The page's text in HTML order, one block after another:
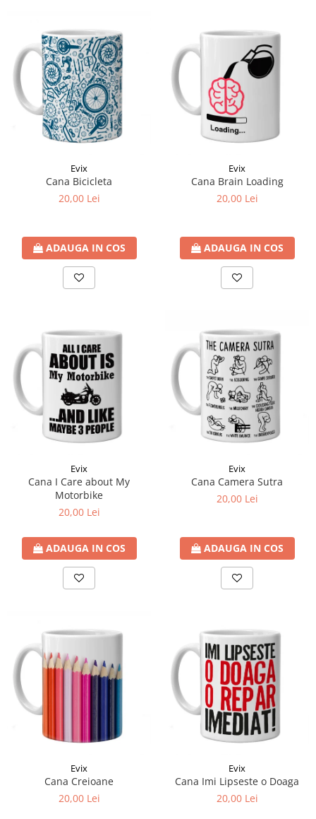
Evix
Cana Bicicleta
20,00 Lei
ADAUGA IN COS
Evix
Cana Brain Loading
20,00 Lei
ADAUGA IN COS
Evix
Cana I Care about My
Motorbike
20,00 Lei
ADAUGA IN COS
Evix
Cana Camera Sutra
20,00 Lei
ADAUGA IN COS
Evix
Cana Creioane
20,00 Lei
Evix
Cana Imi Lipseste o Doaga
20,00 Lei